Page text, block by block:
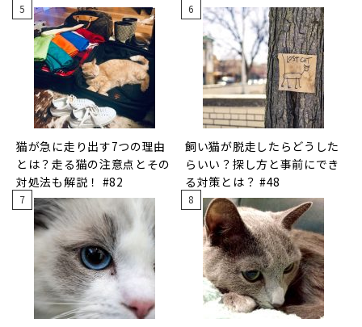
猫が急に走り出す7つの理由
とは？走る猫の注意点とその
対処法も解説！ #82
飼い猫が脱走したらどうした
らいい？探し方と事前にでき
る対策とは？ #48